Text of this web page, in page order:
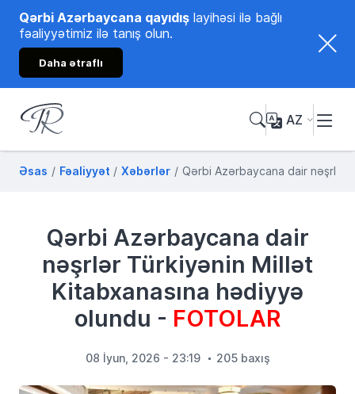
Qərbi Azərbaycana qayıdış layihəsi ilə bağlı
fəaliyyətimiz ilə tanış olun.
Daha ətraflı
Tənzilə Rüstəmxanlı
AZ
Əsas Fəaliyyət Xəbərlər Qərbi Azərbaycana dair nəşrlər
Qərbi Azərbaycana dair
nəşrlər Türkiyənin Millət
Kitabxanasına hədiyyə
olundu - FOTOLAR
08 İyun, 2026 - 23:19 205 baxış